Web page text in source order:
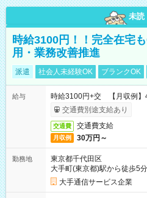
未読
時給3100円！！完全在宅
用・業務改善推進
派遣 社会人未経験OK ブランクOK
給与
時給3100円+交 【月収例】
交通費別途支給あり
交通費 交通費支給
月収例 30万円～
勤務地
東京都千代田区
大手町(東京都)駅から徒歩5分
大手通信サービス企業